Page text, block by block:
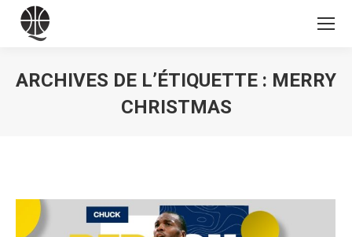
ARCHIVES DE L’ÉTIQUETTE : MERRY
CHRISTMAS